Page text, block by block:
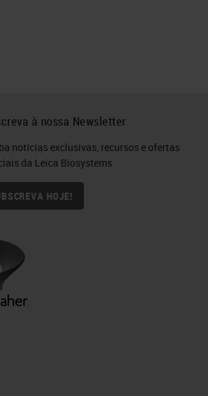
à nossa Newsletter
notícias exclusivas, recursos e ofertas
da Leica Biosystems
HOJE!